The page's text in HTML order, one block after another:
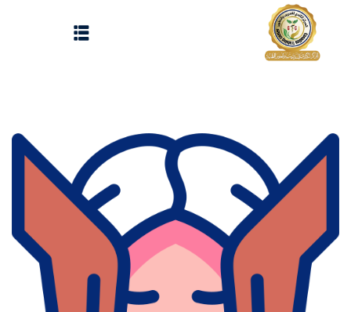
تسجيل دخول
انشاء حساب
المقالات
الحفلات
تواصل معنا
Remember me
Lost your password?